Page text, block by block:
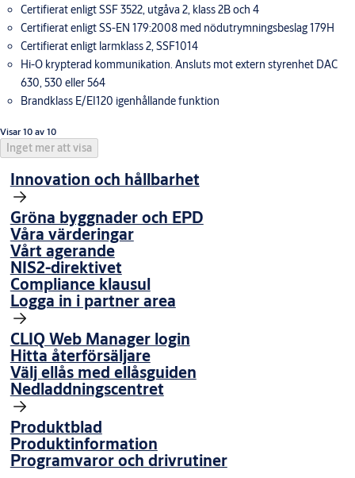
Certifierat enligt SSF 3522, utgåva 2, klass 2B och 4
Certifierat enligt SS-EN 179:2008 med nödutrymningsbeslag 179H
Certifierat enligt larmklass 2, SSF1014
Hi-O krypterad kommunikation. Ansluts mot extern styrenhet DAC
630, 530 eller 564
Brandklass E/EI120 igenhållande funktion
Visar 10 av 10
Inget mer att visa
Innovation och hållbarhet
Gröna byggnader och EPD
Våra värderingar
Vårt agerande
NIS2-direktivet
Compliance klausul
Logga in i partner area
CLIQ Web Manager login
Hitta återförsäljare
Välj ellås med ellåsguiden
Nedladdningscentret
Produktblad
Produktinformation
Programvaror och drivrutiner